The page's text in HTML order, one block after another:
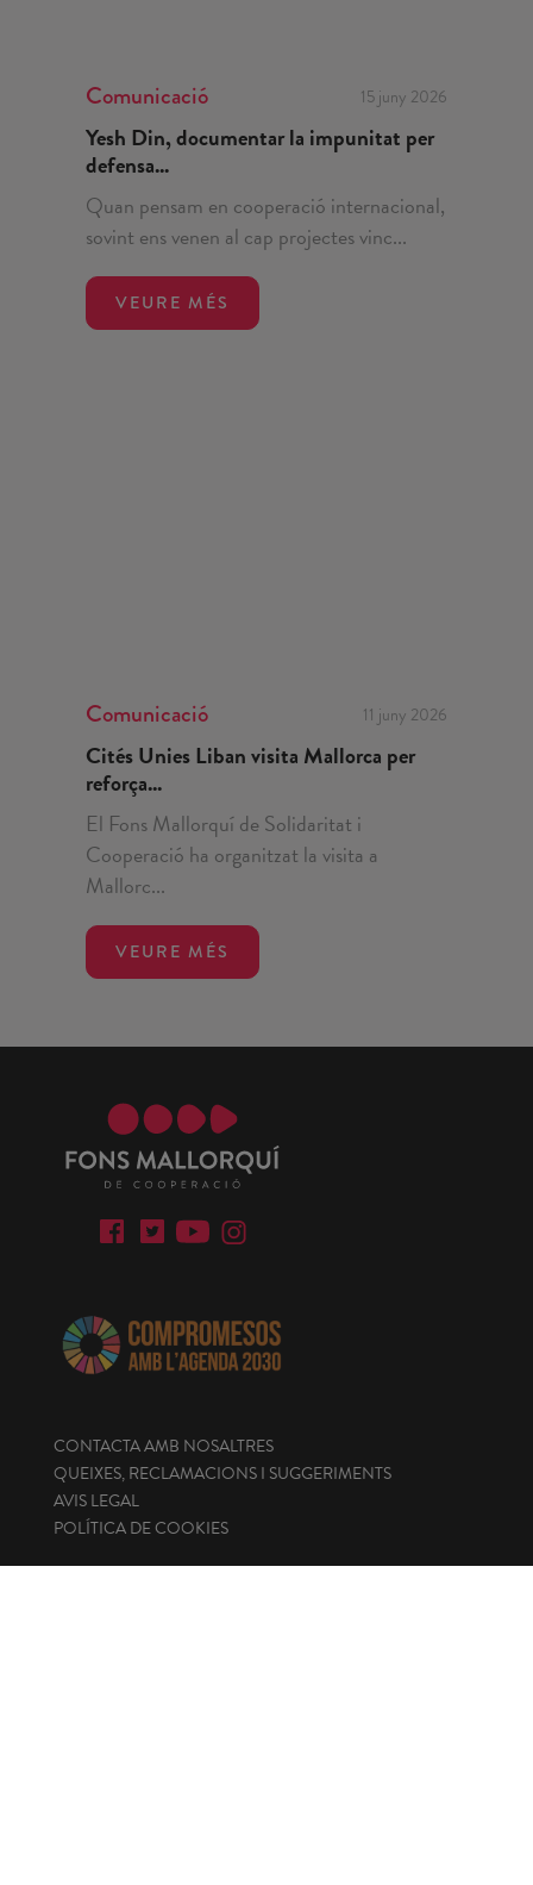
Comunicació 15 juny 2026
Yesh Din, documentar la impunitat per
defensa...
Quan pensam en cooperació internacional,
sovint ens venen al cap projectes vinc...
VEURE MÉS
Comunicació 11 juny 2026
Cités Unies Liban visita Mallorca per
reforça...
El Fons Mallorquí de Solidaritat i
Cooperació ha organitzat la visita a
Mallorc...
VEURE MÉS
CONTACTA AMB NOSALTRES
QUEIXES, RECLAMACIONS I SUGGERIMENTS
AVIS LEGAL
POLÍTICA DE COOKIES